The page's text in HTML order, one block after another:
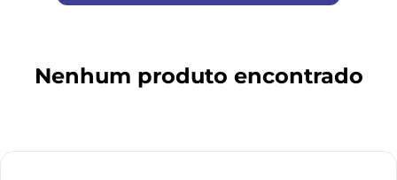
Nenhum produto encontrado